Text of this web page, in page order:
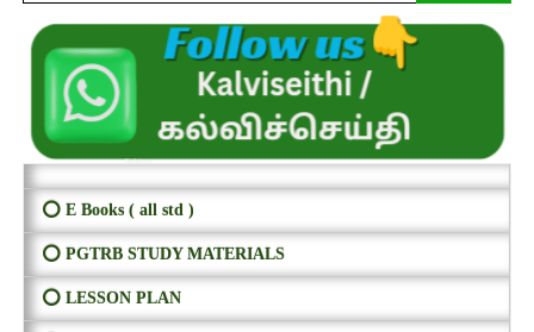
⭕ E Books ( all std )
⭕ PGTRB STUDY MATERIALS
⭕ LESSON PLAN